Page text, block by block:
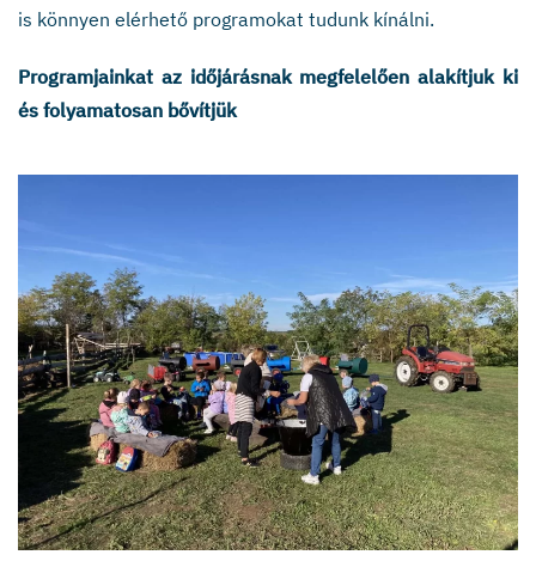
is könnyen elérhető programokat tudunk kínálni.
Programjainkat az időjárásnak megfelelően alakítjuk ki
és folyamatosan bővítjük